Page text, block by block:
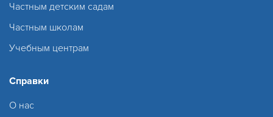
Частным детским садам
Частным школам
Учебным центрам
Справки
О нас